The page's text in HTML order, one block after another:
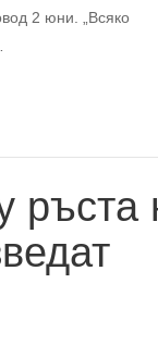
2 юни. „Всяко
ръста